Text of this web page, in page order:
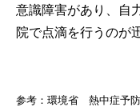
意識障害があり、自
院で点滴を行うのが
参考：環境省 熱中症予防